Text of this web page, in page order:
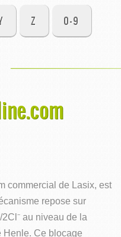
Z 0-9
commercial de Lasix, est
repose sur
2Cl⁻ au niveau de la
Henle. Ce blocage